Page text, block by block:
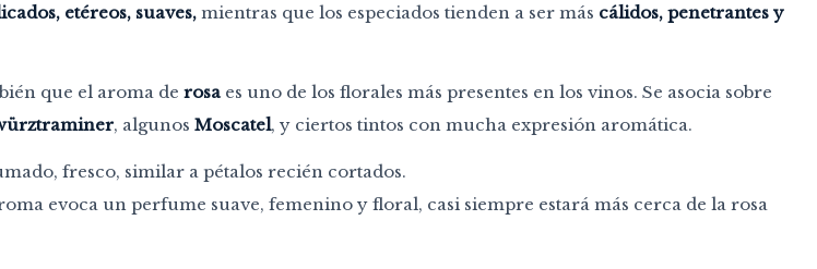
etéreos, suaves,mientras que los especiados tienden a ser más cálidos, penetrantes y
que el aroma de rosaes uno de los florales más presentes en los vinos. Se asocia sobre
, algunos Moscatel, y ciertos tintos con mucha expresión aromática.
fresco, similar a pétalos recién cortados.
evoca un perfume suave, femenino y floral, casi siempre estará más cerca de la rosa